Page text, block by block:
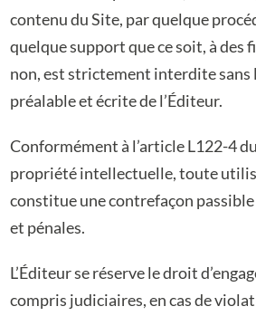
contenu du Site, par quelque
quelque support que ce soit, à des
non, est strictement interdite sans
préalable et écrite de l’Éditeur.
Conformément à l’article L122-4
propriété intellectuelle, toute
constitue une contrefaçon
et pénales.
L’Éditeur se réserve le droit
compris judiciaires, en cas de